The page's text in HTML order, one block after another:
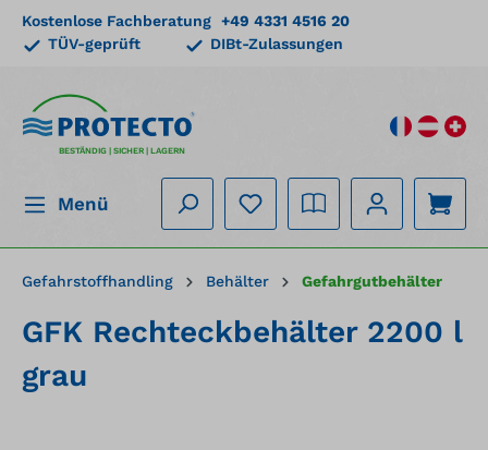
springen
Kostenlose Fachberatung +49 4331 4516 20
TÜV-geprüft
DIBt-Zulassungen
BESTÄNDIG | SICHER | LAGERN
Menü
Gefahrstoffhandling Behälter Gefahrgutbehälter
GFK Rechteckbehälter 2200 l
grau